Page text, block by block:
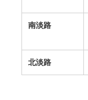
南淡路
北淡路